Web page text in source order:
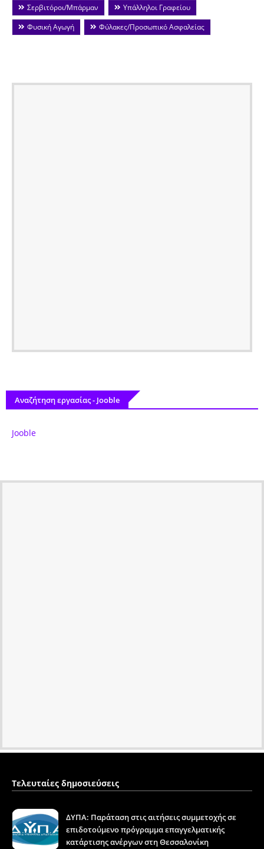
Σερβιτόροι/Μπάρμαν
Υπάλληλοι Γραφείου
Φυσική Αγωγή
Φύλακες/Προσωπικό Ασφαλείας
Αναζήτηση εργασίας - Jooble
Jooble
Τελευταίες δημοσιεύσεις
ΔΥΠΑ: Παράταση στις αιτήσεις συμμετοχής σε
επιδοτούμενο πρόγραμμα επαγγελματικής
κατάρτισης ανέργων στη Θεσσαλονίκη